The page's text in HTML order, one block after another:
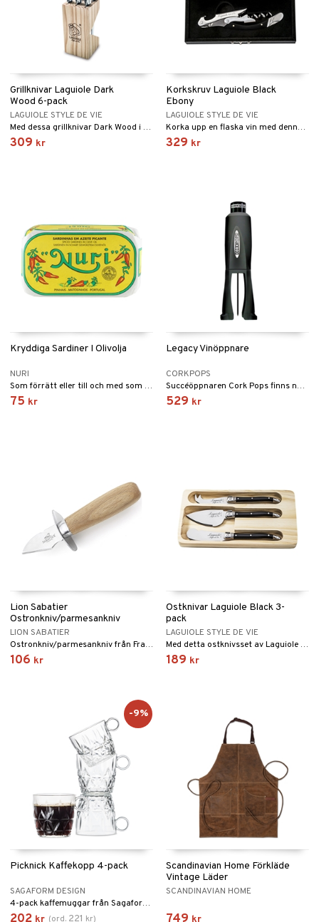
Grillknivar Laguiole Dark
Wood 6-pack
LAGUIOLE STYLE DE VIE
Med dessa grillknivar Dark Wood i set om 6 st från Premium Line of Laguiole Style de Vie skär du enkelt en god köttbit.
309 kr
Korkskruv Laguiole Black
Ebony
LAGUIOLE STYLE DE VIE
Korka upp en flaska vin med denna högkvalitativa korkskruv Black Ebenholts från Luxury Line of Laguiole Style de Vie.
329 kr
Kryddiga Sardiner I Olivolja
NURI
Som förrätt eller till och med som måltid, på en toast, i en smörgås, en gourmeträtt, en sommarsallad.
75 kr
Legacy Vinöppnare
CORKPOPS
Succéöppnaren Cork Pops finns nu även som Cork Pops Legacy.
529 kr
Lion Sabatier
Ostronkniv/parmesankniv
LION SABATIER
Ostronkniv/parmesankniv från Franska Lion Sabatier.
106 kr
Ostknivar Laguiole Black 3-
pack
LAGUIOLE STYLE DE VIE
Med detta ostknivsset av Laguiole Style de Vie blir skärning av ost en riktig fest.
189 kr
Picknick Kaffekopp 4-pack
SAGAFORM DESIGN
4-pack kaffemuggar från Sagaforms picknick-serie.
(ord. 221 kr)
-9%
Scandinavian Home Förkläde
Vintage Läder
SCANDINAVIAN HOME